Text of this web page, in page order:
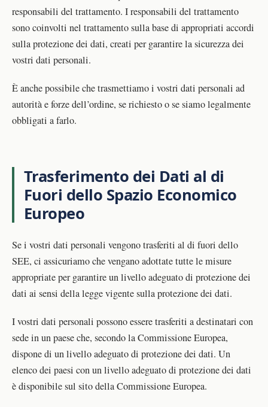
responsabili del trattamento. I responsabili del trattamento
sono coinvolti nel trattamento sulla base di appropriati accordi
sulla protezione dei dati, creati per garantire la sicurezza dei
vostri dati personali.
È anche possibile che trasmettiamo i vostri dati personali ad
autorità e forze dell’ordine, se richiesto o se siamo legalmente
obbligati a farlo.
Trasferimento dei Dati al di
Fuori dello Spazio Economico
Europeo
Se i vostri dati personali vengono trasferiti al di fuori dello
SEE, ci assicuriamo che vengano adottate tutte le misure
appropriate per garantire un livello adeguato di protezione dei
dati ai sensi della legge vigente sulla protezione dei dati.
I vostri dati personali possono essere trasferiti a destinatari con
sede in un paese che, secondo la Commissione Europea,
dispone di un livello adeguato di protezione dei dati. Un
elenco dei paesi con un livello adeguato di protezione dei dati
è disponibile sul sito della Commissione Europea.